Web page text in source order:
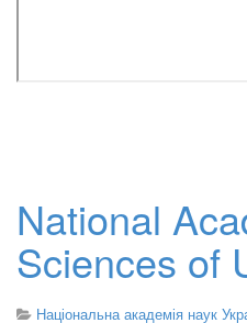
National
Sciences of
Національна академія наук